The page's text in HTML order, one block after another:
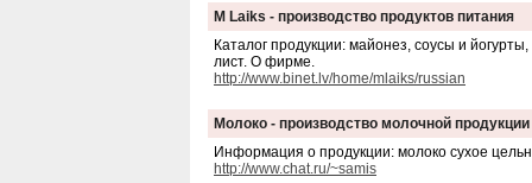
M Laiks - производство продуктов питания
Каталог продукции: майонез, соусы и
лист. О фирме.
http://www.binet.lv/home/mlaiks/russian
Молоко - производство молочной продукции
Информация о продукции: молоко сухое
http://www.chat.ru/~samis